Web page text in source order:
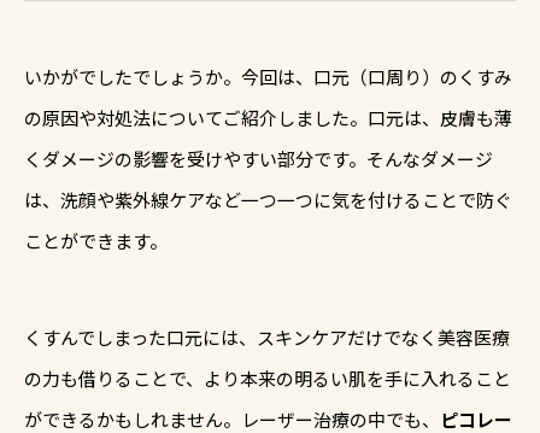
いかがでしたでしょうか。今回は、口元（口周り）のくすみ
の原因や対処法についてご紹介しました。口元は、皮膚も薄
くダメージの影響を受けやすい部分です。そんなダメージ
は、洗顔や紫外線ケアなど一つ一つに気を付けることで防ぐ
ことができます。
くすんでしまった口元には、スキンケアだけでなく美容医療
の力も借りることで、より本来の明るい肌を手に入れること
ができるかもしれません。レーザー治療の中でも、 ピコレー